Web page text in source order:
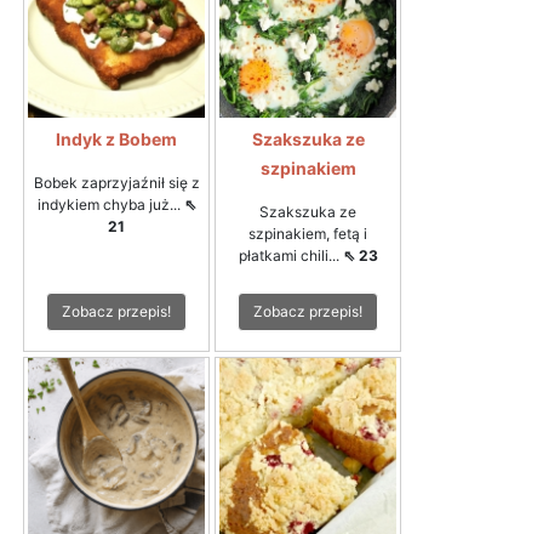
Indyk z Bobem
Bobek zaprzyjaźnił się z
indykiem chyba już... ⇖
21
Zobacz przepis!
Szakszuka ze
szpinakiem
Szakszuka ze
szpinakiem, fetą i
płatkami chili... ⇖ 23
Zobacz przepis!